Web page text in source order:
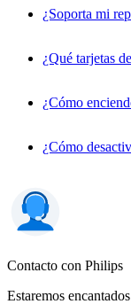
¿Soporta mi
¿Qué tarjetas
¿Cómo
¿Cómo
Contacto con Philips
Estaremos